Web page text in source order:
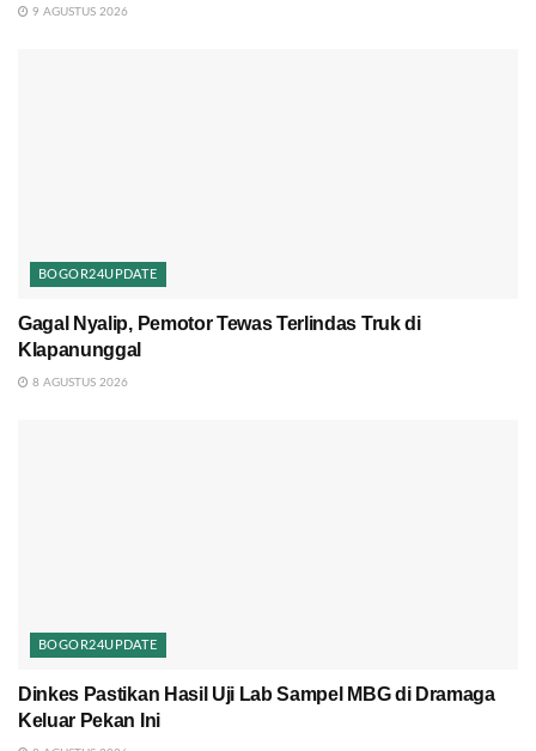
9 AGUSTUS 2026
BOGOR24UPDATE
Gagal Nyalip, Pemotor Tewas Terlindas Truk di
Klapanunggal
8 AGUSTUS 2026
BOGOR24UPDATE
Dinkes Pastikan Hasil Uji Lab Sampel MBG di Dramaga
Keluar Pekan Ini